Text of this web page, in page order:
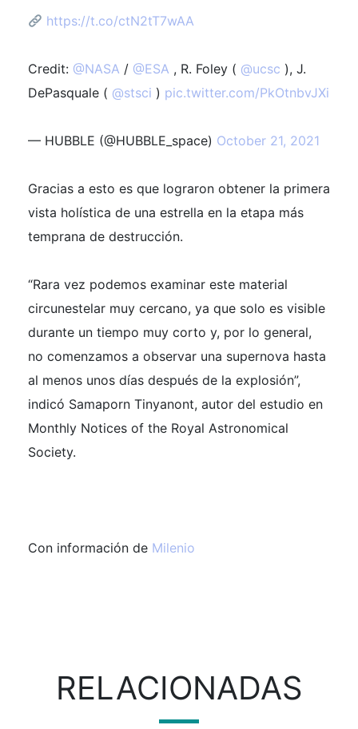
https://t.co/ctN2tT7wAA
Credit: @NASA / @ESA , R. Foley ( @ucsc ), J.
DePasquale ( @stsci ) pic.twitter.com/PkOtnbvJXi
— HUBBLE (@HUBBLE_space) October 21, 2021
Gracias a esto es que lograron obtener la primera
vista holística de una estrella en la etapa más
temprana de destrucción.
“Rara vez podemos examinar este material
circunestelar muy cercano, ya que solo es visible
durante un tiempo muy corto y, por lo general,
no comenzamos a observar una supernova hasta
al menos unos días después de la explosión”,
indicó Samaporn Tinyanont, autor del estudio en
Monthly Notices of the Royal Astronomical
Society.
Con información de Milenio
RELACIONADAS